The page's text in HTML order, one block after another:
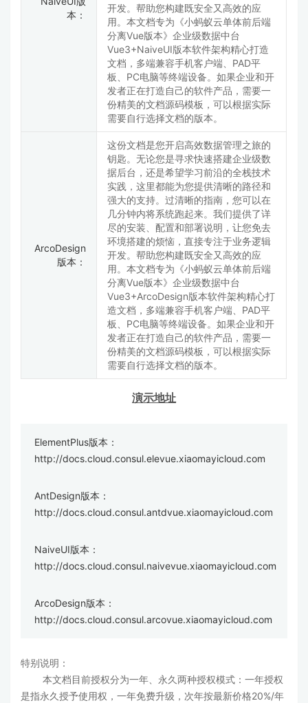
本：
开发。帮助您构建既安全又高效的应
用。本文档专为《小蚂蚁云单体前后端
分离Vue版本》企业级数据中台
Vue3+NaiveUI版本软件架构精心打造
文档，多端兼容手机客户端、PAD平
板、PC电脑等终端设备。如果企业和开
发者正在打造自己的软件产品，需要一
份精美的文档源码模板，可以根据实际
需要自行选择文档的版本。
ArcoDesign
版本：
这份文档是您开启高效数据管理之旅的
钥匙。无论您是寻求快速搭建企业级数
据后台，还是希望学习前沿的全栈技术
实践，这里都能为您提供清晰的路径和
强大的支持。过清晰的指南，您可以在
几分钟内将系统跑起来。我们提供了详
尽的安装、配置和部署说明，让您免去
环境搭建的烦恼，直接专注于业务逻辑
开发。帮助您构建既安全又高效的应
用。本文档专为《小蚂蚁云单体前后端
分离Vue版本》企业级数据中台
Vue3+ArcoDesign版本软件架构精心打
造文档，多端兼容手机客户端、PAD平
板、PC电脑等终端设备。如果企业和开
发者正在打造自己的软件产品，需要一
份精美的文档源码模板，可以根据实际
需要自行选择文档的版本。
演示地址
ElementPlus版本：
http://docs.cloud.consul.elevue.xiaomayicloud.com
AntDesign版本：
http://docs.cloud.consul.antdvue.xiaomayicloud.com
NaiveUI版本：
http://docs.cloud.consul.naivevue.xiaomayicloud.com
ArcoDesign版本：
http://docs.cloud.consul.arcovue.xiaomayicloud.com
特别说明：
本文档目前授权分为一年、永久两种授权模式：一年授权
是指永久授予使用权，一年免费升级，次年按最新价格20%/年